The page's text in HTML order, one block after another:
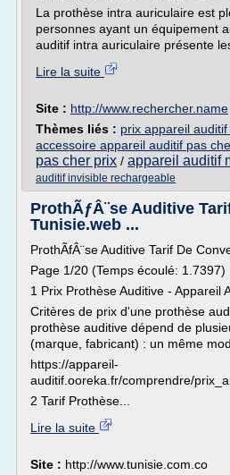
La prothèse intra auriculaire est
personnes ayant un équipement
auditif intra auriculaire présente
Lire la suite
Site : http://www.rechercher.name
Thèmes liés : prix appareil
accessoire appareil auditif pas
pas cher prix / appareil auditif
auditif invisible rechargeable
ProthÃƒÂ¨se Auditive
Tunisie.web ...
ProthÃfÂ¨se Auditive Tarif De
Page 1/20 (Temps écoulé: 1.7397)
1 Prix Prothèse Auditive - Appareil
Critères de prix d'une prothèse
prothèse auditive dépend de
(marque, fabricant) : un même
https://appareil-
auditif.ooreka.fr/comprendre/
2 Tarif Prothèse...
Lire la suite
Site : http://www.tunisie.com.co